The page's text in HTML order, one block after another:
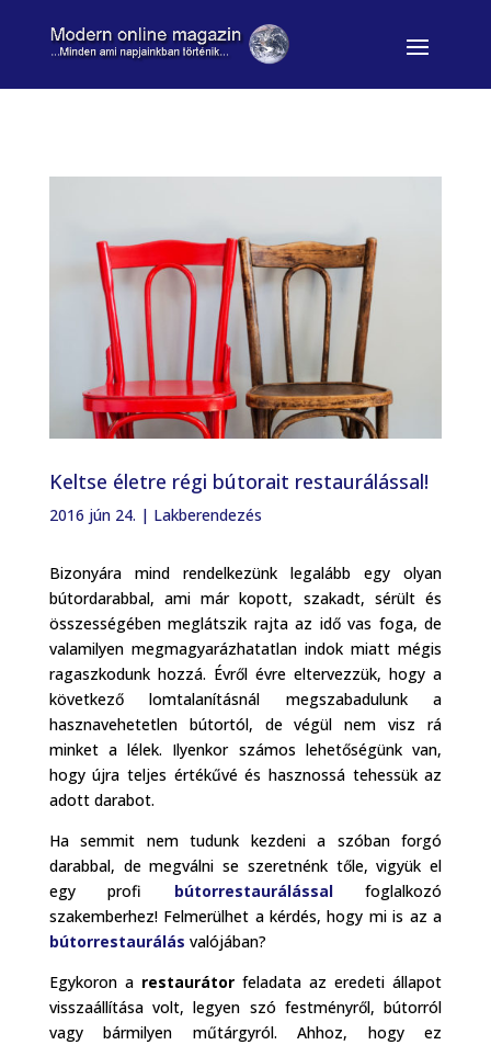
Keltse életre régi bútorait restaurálással!
2016 jún 24. | Lakberendezés
Bizonyára mind rendelkezünk legalább egy olyan
bútordarabbal, ami már kopott, szakadt, sérült és
összességében meglátszik rajta az idő vas foga, de
valamilyen megmagyarázhatatlan indok miatt mégis
ragaszkodunk hozzá. Évről évre eltervezzük, hogy a
következő lomtalanításnál megszabadulunk a
hasznavehetetlen bútortól, de végül nem visz rá
minket a lélek. Ilyenkor számos lehetőségünk van,
hogy újra teljes értékűvé és hasznossá tehessük az
adott darabot.
Ha semmit nem tudunk kezdeni a szóban forgó
darabbal, de megválni se szeretnénk tőle, vigyük el
egy profi bútorrestaurálássalfoglalkozó
szakemberhez! Felmerülhet a kérdés, hogy mi is az a
bútorrestaurálás valójában?
Egykoron a restaurátorfeladata az eredeti állapot
visszaállítása volt, legyen szó festményről, bútorról
vagy bármilyen műtárgyról. Ahhoz, hogy ez